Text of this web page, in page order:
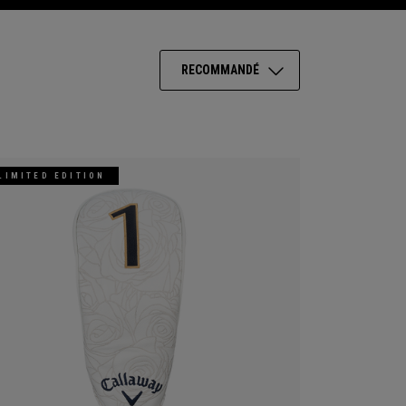
RECOMMANDÉ
EDITION